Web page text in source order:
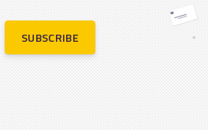
SUBSCRIBE